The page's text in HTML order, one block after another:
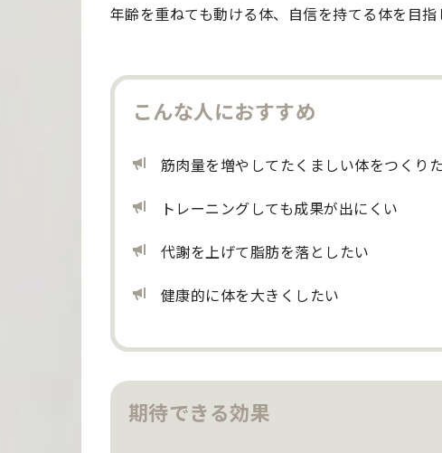
年齢を重ねても動ける体、自信を持てる体を目指
こんな人におすすめ
筋肉量を増やしてたくましい体をつくり
トレーニングしても成果が出にくい
代謝を上げて脂肪を落としたい
健康的に体を大きくしたい
期待できる効果